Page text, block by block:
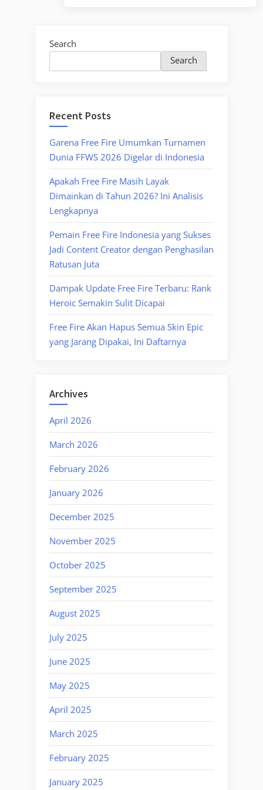
Search
Search
Recent Posts
Garena Free Fire Umumkan Turnamen
Dunia FFWS 2026 Digelar di Indonesia
Apakah Free Fire Masih Layak
Dimainkan di Tahun 2026? Ini Analisis
Lengkapnya
Pemain Free Fire Indonesia yang Sukses
Jadi Content Creator dengan Penghasilan
Ratusan Juta
Dampak Update Free Fire Terbaru: Rank
Heroic Semakin Sulit Dicapai
Free Fire Akan Hapus Semua Skin Epic
yang Jarang Dipakai, Ini Daftarnya
Archives
April 2026
March 2026
February 2026
January 2026
December 2025
November 2025
October 2025
September 2025
August 2025
July 2025
June 2025
May 2025
April 2025
March 2025
February 2025
January 2025